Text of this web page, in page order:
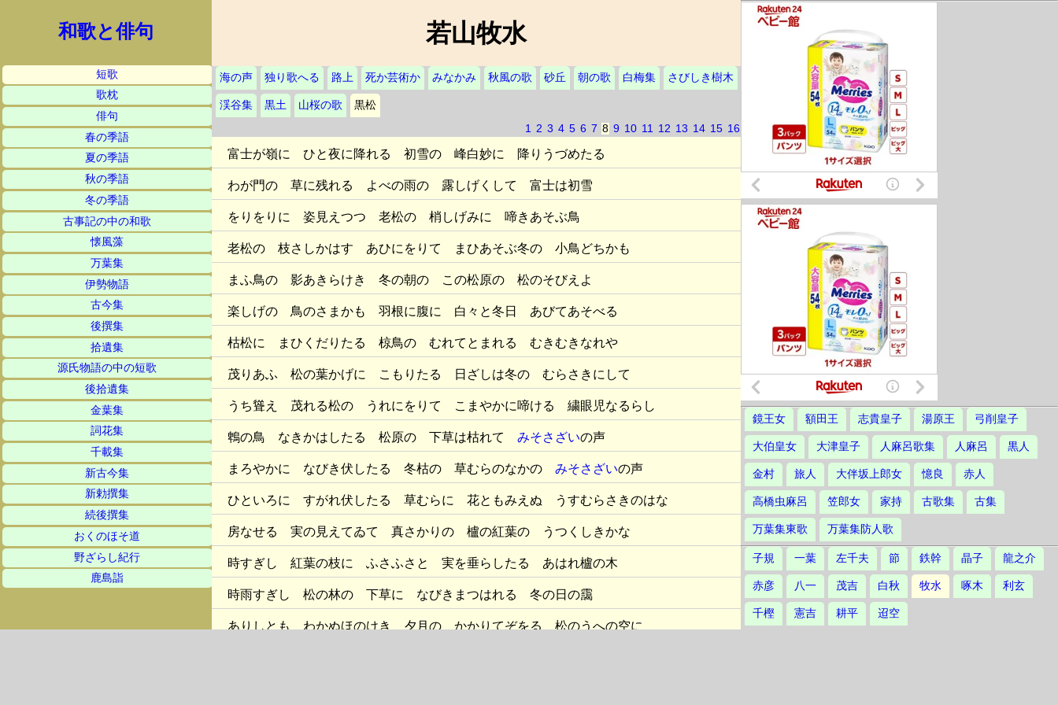
和歌と俳句
短歌
歌枕
俳句
春の季語
夏の季語
秋の季語
冬の季語
古事記の中の和歌
懐風藻
万葉集
伊勢物語
古今集
後撰集
拾遺集
源氏物語の中の短歌
後拾遺集
金葉集
詞花集
千載集
新古今集
新勅撰集
続後撰集
おくのほそ道
野ざらし紀行
鹿島詣
若山牧水
海の声 独り歌へる 路上 死か芸術か みなかみ 秋風の歌 砂丘 朝の歌 白梅集 さびしき樹木
渓谷集 黒土 山桜の歌
黒松
1 2 3 4 5 6 7 8 9 10 11 12 13 14 15 16
富士が嶺に ひと夜に降れる 初雪の 峰白妙に 降りうづめたる
わが門の 草に残れる よべの雨の 露しげくして 富士は初雪
をりをりに 姿見えつつ 老松の 梢しげみに 啼きあそぶ鳥
老松の 枝さしかはす あひにをりて まひあそぶ冬の 小鳥どちかも
まふ鳥の 影あきらけき 冬の朝の この松原の 松のそびえよ
楽しげの 鳥のさまかも 羽根に腹に 白々と冬日 あびてあそべる
枯松に まひくだりたる 椋鳥の むれてとまれる むきむきなれや
茂りあふ 松の葉かげに こもりたる 日ざしは冬の むらさきにして
うち聳え 茂れる松の うれにをりて こまやかに啼ける 繍眼児なるらし
鵯の鳥 なきかはしたる 松原の 下草は枯れて みそさざいの声
まろやかに なびき伏したる 冬枯の 草むらのなかの みそさざいの声
ひといろに すがれ伏したる 草むらに 花ともみえぬ うすむらさきのはな
房なせる 実の見えてゐて 真さかりの 櫨の紅葉の うつくしきかな
時すぎし 紅葉の枝に ふさふさと 実を垂らしたる あはれ櫨の木
時雨すぎし 松の林の 下草に なびきまつはれる 冬の日の靄
ありしとも わかぬほのけき 夕月の かかりてぞをる 松のうへの空に
鏡王女 額田王 志貴皇子 湯原王 弓削皇子
大伯皇女 大津皇子 人麻呂歌集 人麻呂 黒人
金村 旅人 大伴坂上郎女 憶良 赤人
高橋虫麻呂 笠郎女 家持 古歌集 古集
万葉集東歌 万葉集防人歌
子規 一葉 左千夫 節 鉄幹 晶子 龍之介
赤彦 八一 茂吉 白秋 牧水 啄木 利玄
千樫 憲吉 耕平 迢空